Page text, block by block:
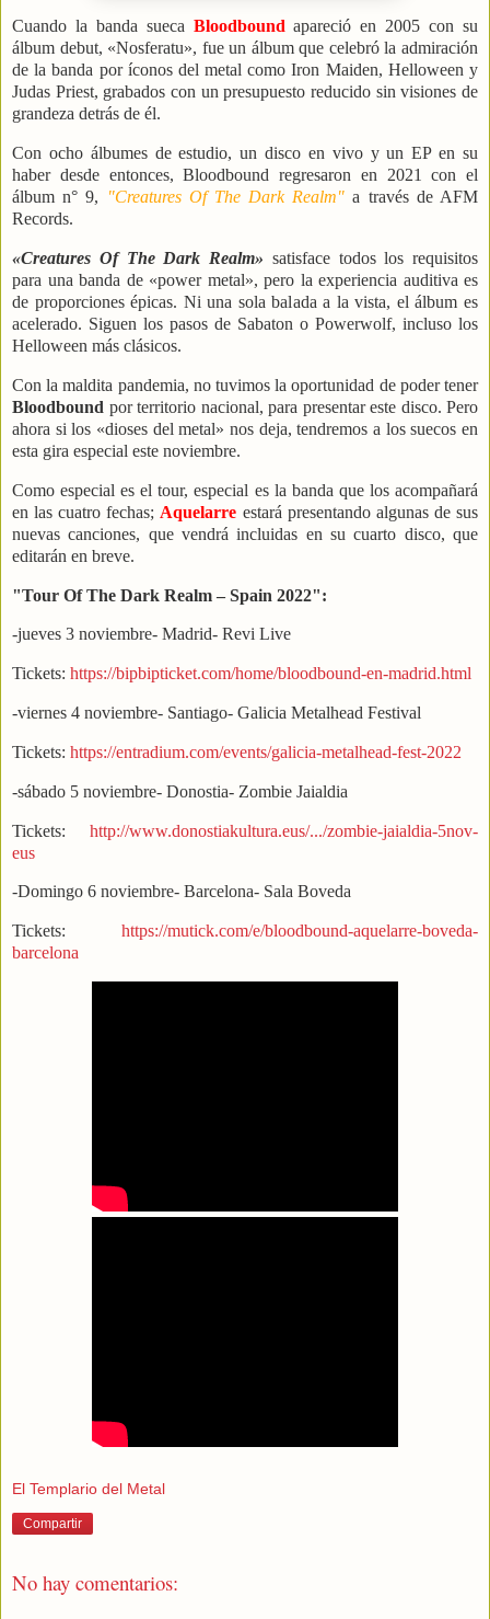
Cuando la banda sueca Bloodboundapareció en 2005 con su
álbum debut, «Nosferatu», fue un álbum que celebró la admiración
de la banda por íconos del metal como Iron Maiden, Helloween y
Judas Priest, grabados con un presupuesto reducido sin visiones de
grandeza detrás de él.
Con ocho álbumes de estudio, un disco en vivo y un EP en su
haber desde entonces, Bloodbound regresaron en 2021 con el
álbum n° 9,
"Creatures Of The Dark Realm" a través de AFM
Records.
«Creatures Of The Dark Realm» satisface todos los requisitos
para una banda de «power metal», pero la experiencia auditiva es
de proporciones épicas. Ni una sola balada a la vista, el álbum es
acelerado. Siguen los pasos de Sabaton o Powerwolf, incluso los
Helloween más clásicos.
Con la maldita pandemia, no tuvimos la oportunidad de poder tener
Bloodbound por territorio nacional, para presentar este disco. Pero
ahora si los «dioses del metal» nos deja, tendremos a los suecos en
esta gira especial este noviembre.
Como especial es el tour, especial es la banda que los acompañará
en las cuatro fechas; Aquelarre estará presentando algunas de sus
nuevas canciones, que vendrá incluidas en su cuarto disco, que
editarán en breve.
"Tour Of The Dark Realm – Spain 2022":
-jueves 3 noviembre- Madrid- Revi Live
Tickets: https://bipbipticket.com/home/bloodbound-en-madrid.html
-viernes 4 noviembre- Santiago- Galicia Metalhead Festival
Tickets: https://entradium.com/events/galicia-metalhead-fest-2022
-sábado 5 noviembre- Donostia- Zombie Jaialdia
Tickets: http://www.donostiakultura.eus/.../zombie-jaialdia-5nov-
eus
-Domingo 6 noviembre- Barcelona- Sala Boveda
Tickets: https://mutick.com/e/bloodbound-aquelarre-boveda-
barcelona
El Templario del Metal
Compartir
No hay comentarios: